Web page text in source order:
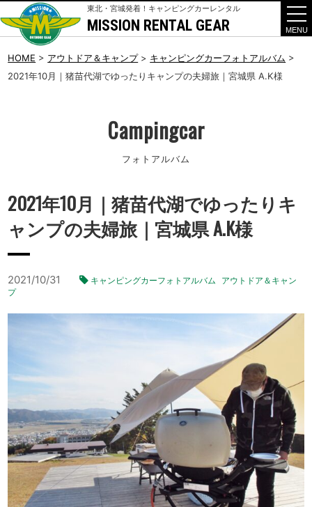
東北・宮城発着！キャンピングカーレンタル
MISSION RENTAL GEAR
t
o
HOME > アウトドア＆キャンプ> キャンピングカーフォトアルバム >
2021年10月｜猪苗代湖でゆったりキャンプの夫婦旅｜宮城県 A.K様
Campingcar
フォトアルバム
2021年10月｜猪苗代湖でゆったりキ
ャンプの夫婦旅｜宮城県 A.K様
2021/10/31 キャンピングカーフォトアルバム
アウトドア＆キャン
プ